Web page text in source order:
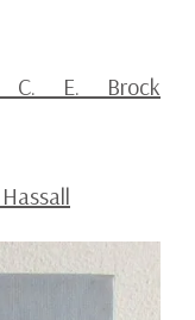
C. E. Brock